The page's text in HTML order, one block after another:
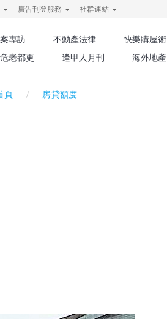
廣告刊登服務 社群連結
專訪 不動產法律 快樂購屋術
危老都更 逢甲人月刊 海外地產
頁 房貸額度